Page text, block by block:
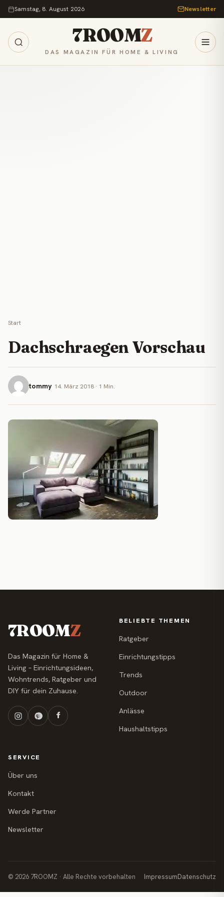
Zum Inhalt springen
Samstag, 8. August 2026 Newsletter
7ROOMZ
DAS MAGAZIN FÜR HOME & LIVING
Start
Dachschraegen Vorschau
tommy 14. März 2018 · 1 Min.
7ROOMZ
Das Magazin für Home &
Living – Einrichtungsideen,
Wohntrends, Ratgeber und
DIY für dein Zuhause.
BELIEBTE THEMEN
Ratgeber
Einrichtungstipps
Trends
Outdoor
Anlässe
Haushaltstipps
SERVICE
Über uns
Kontakt
Werde Partner
Newsletter
© 2026 7ROOMZ · Alle Rechte vorbehalten ImpressumDatenschutz